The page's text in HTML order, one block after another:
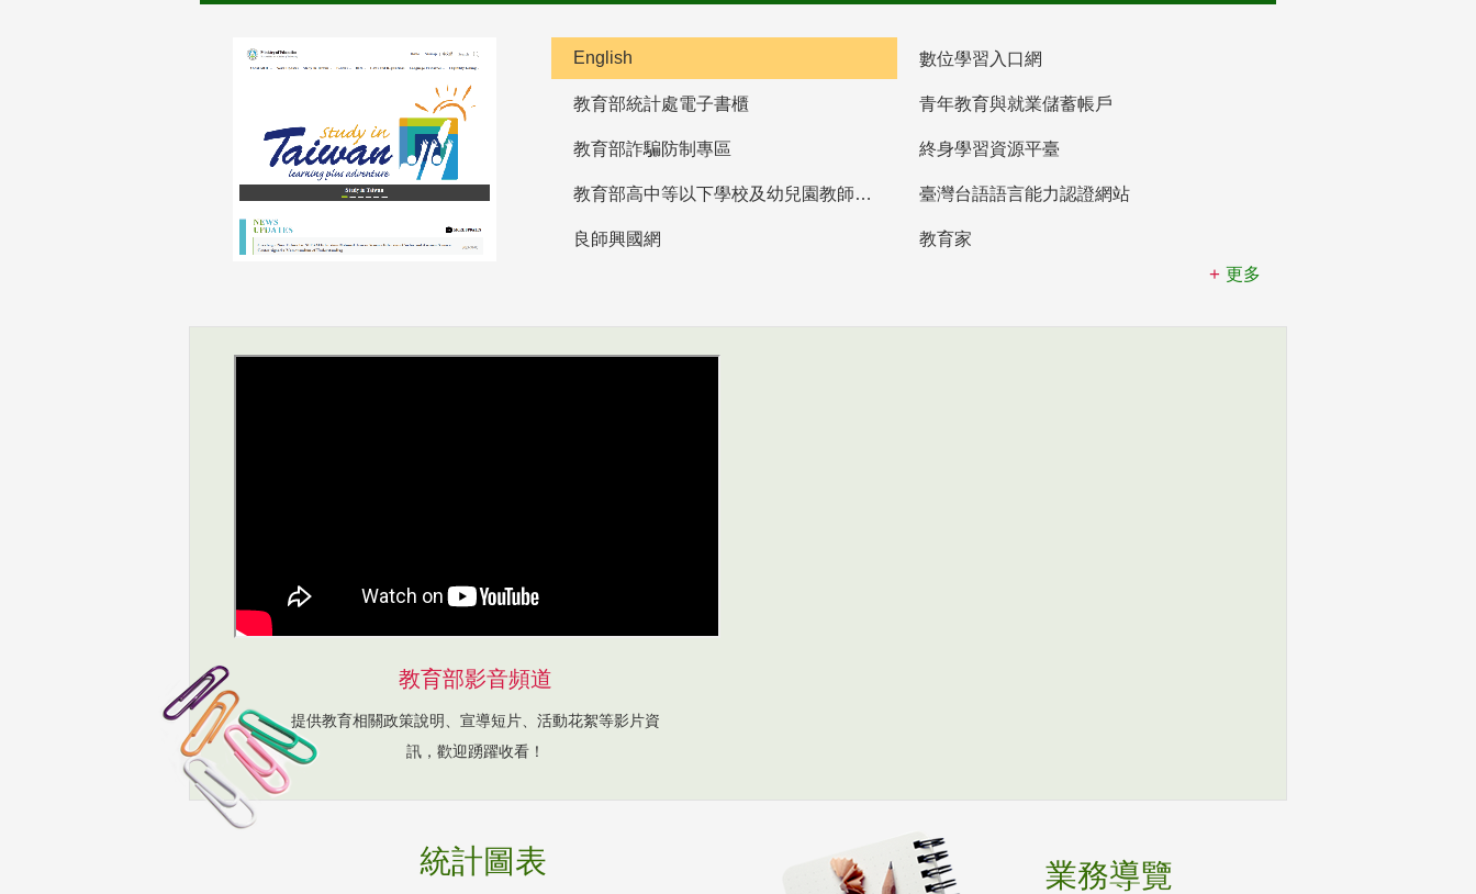
English 數位學習入口網
教育部統計處電子書櫃 青年教育與就業儲蓄帳戶
教育部詐騙防制專區 終身學習資源平臺
教育部高中等以下學校及幼兒園教師資格檢定考試 臺灣台語語言能力認證網站
良師興國網
教育家
更多
教育部影音頻道
提供教育相關政策說明、宣導短片、活動花絮等影片資
訊，歡迎踴躍收看！
統計圖表 業務導覽